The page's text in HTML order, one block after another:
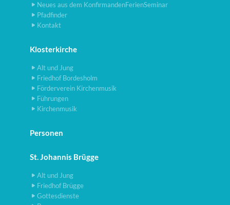
Neues aus dem KonfirmandenFerienSeminar
Pfadfinder
Kontakt
Klosterkirche
Alt und Jung
Friedhof Bordesholm
Förderverein Kirchenmusik
Führungen
Kirchenmusik
Personen
St. Johannis Brügge
Alt und Jung
Friedhof Brügge
Gottesdienste